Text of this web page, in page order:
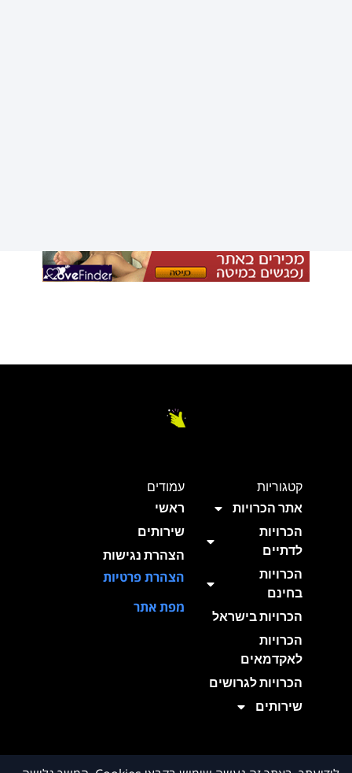
קטגוריות
אתר הכרויות
הכרויות
לדתיים
הכרויות
בחינם
הכרויות בישראל
הכרויות
לאקדמאים
הכרויות לגרושים
שירותים
עמודים
ראשי
שירותים
הצהרת נגישות
הצהרת פרטיות
מפת אתר